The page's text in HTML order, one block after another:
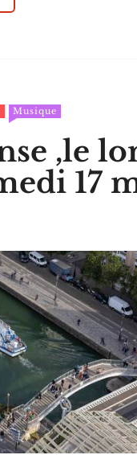
Musique
,le
17